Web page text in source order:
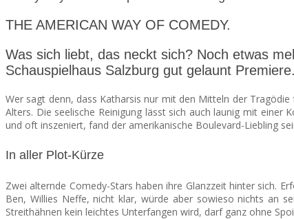
THE
CHEAP
SEATS
THE AMERICAN WAY OF COMEDY.
Was sich liebt, das neckt sich? Noch etwas
Schauspielhaus Salzburg gut gelaunt Premiere.
Wer sagt denn, dass Katharsis nur mit den Mitteln der
Alters. Die seelische Reinigung lässt sich auch launig mit einer
und oft inszeniert, fand der amerikanische Boulevard-Liebling
In aller Plot-Kürze
Zwei alternde Comedy-Stars haben ihre Glanzzeit hinter sich.
Ben, Willies Neffe, nicht klar, würde aber sowieso nichts an
Streithähnen kein leichtes Unterfangen wird, darf ganz ohne